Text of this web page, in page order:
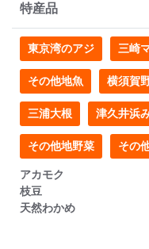
特産品
東京湾のアジ 三崎
その他地魚 横須賀
三浦大根 津久井浜
その他地野菜 その
アカモク
枝豆
天然わかめ